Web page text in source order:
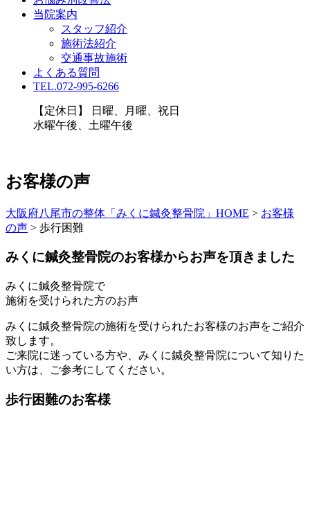
当院案内
スタッフ紹介
施術法紹介
交通事故施術
よくある質問
TEL.072-995-6266
【定休日】 日曜、月曜、祝日
水曜午後、土曜午後
お客様の声
大阪府八尾市の整体「みくに鍼灸整骨院」HOME > お客様
の声 > 歩行困難
みくに鍼灸整骨院のお客様からお声を頂きました
みくに鍼灸整骨院で
施術を受けられた方のお声
みくに鍼灸整骨院の施術を受けられたお客様のお声をご紹介
致します。
ご来院に迷っている方や、みくに鍼灸整骨院について知りた
い方は、ご参考にしてください。
歩行困難のお客様